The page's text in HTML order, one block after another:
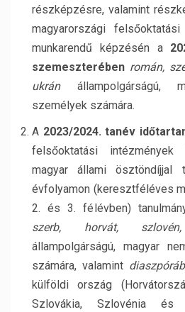
részképzésre, valamint
magyarországi
munkarendű képzésén a
szemeszterében román,
ukránállampolgárságú,
személyek számára.
A 2023/2024. tanév
felsőoktatási intézmények
magyar állami ösztöndíjjal
évfolyamon (keresztféléves
2. és 3. félévben)
szerb, horvát,
állampolgárságú, magyar
számára, valamint
külföldi ország
Szlovákia, Szlovénia és